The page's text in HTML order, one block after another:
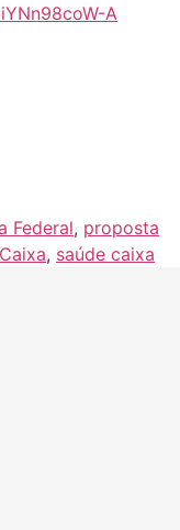
A
Federal, proposta
, saúde caixa